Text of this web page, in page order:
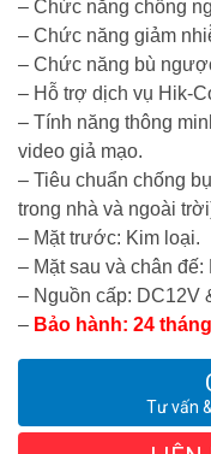
– Chức năng chống
– Chức năng giảm
– Chức năng bù
– Hỗ trợ dịch vụ Hik-
– Tính năng thông
video giả mạo.
– Tiêu chuẩn chống
trong nhà và ngoài
– Mặt trước: Kim loại.
– Mặt sau và chân đế:
– Nguồn cấp: DC12V
– Bảo hành: 24
Tư vấn